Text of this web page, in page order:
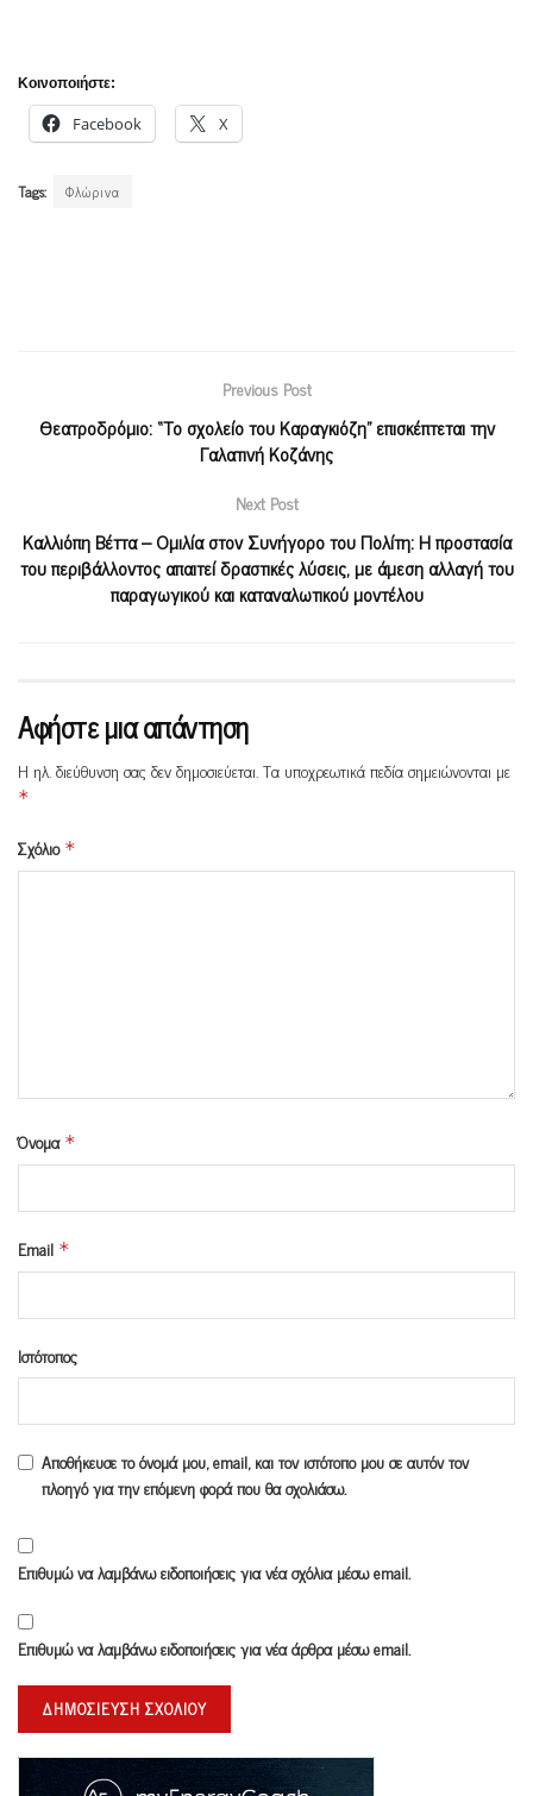
Κοινοποιήστε:
Facebook X
Tags: Φλώρινα
Previous Post
Θεατροδρόμιο: “Το σχολείο του Καραγκιόζη” επισκέπτεται την
Γαλατινή Κοζάνης
Next Post
Καλλιόπη Βέττα – Ομιλία στoν Συνήγορο του Πολίτη: Η προστασία
του περιβάλλοντος απαιτεί δραστικές λύσεις, με άμεση αλλαγή του
παραγωγικού και καταναλωτικού μοντέλου
Αφήστε μια απάντηση
Η ηλ. διεύθυνση σας δεν δημοσιεύεται.Τα υποχρεωτικά πεδία σημειώνονται με
*
Σχόλιο *
Όνομα *
Email *
Ιστότοπος
Αποθήκευσε το όνομά μου, email, και τον ιστότοπο μου σε αυτόν τον
πλοηγό για την επόμενη φορά που θα σχολιάσω.
Επιθυμώ να λαμβάνω ειδοποιήσεις για νέα σχόλια μέσω email.
Επιθυμώ να λαμβάνω ειδοποιήσεις για νέα άρθρα μέσω email.